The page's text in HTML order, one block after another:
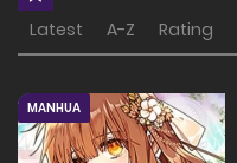
Latest A-Z Rating
MANHUA